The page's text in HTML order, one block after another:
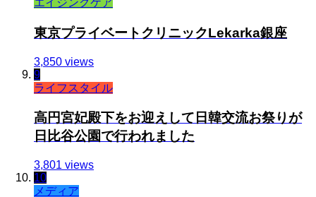
エイジングケア
東京プライベートクリニックLekarka銀座
3,850 views
9
ライフスタイル
高円宮妃殿下をお迎えして日韓交流お祭りが
日比谷公園で行われました
3,801 views
10
メディア